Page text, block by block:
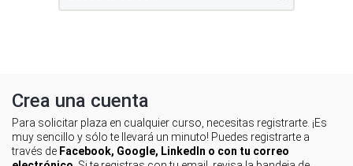
Crea una cuenta
Para solicitar plaza en cualquier curso, necesitas registrarte. ¡Es
muy sencillo y sólo te llevará un minuto! Puedes registrarte a
través de Facebook, Google, LinkedIn o con tu correo